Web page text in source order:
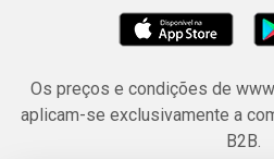
Os preços e condições de
aplicam-se exclusivamente a
B2B.